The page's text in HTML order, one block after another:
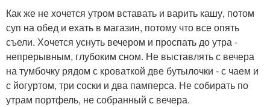
Как же не хочется утром вставать и варить кашу, потом
суп на обед и ехать в магазин, потому что все опять
съели. Хочется уснуть вечером и проспать до утра -
непрерывным, глубоким сном. Не выставлять с вечера
на тумбочку рядом с кроваткой две бутылочки - с чаем и
с йогуртом, три соски и два памперса. Не собирать по
утрам портфель, не собранный с вечера.